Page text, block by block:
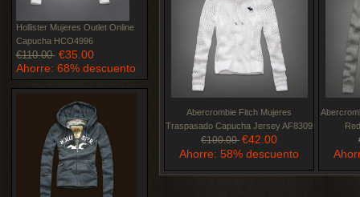
Hollister Mujeres Outlet Online
Capucha HCO4996
€110.00 €35.00
Ahorre: 68% descuento
Abercrombie Fitch Mujeres
Traspasado Capucha Jersey AF8309
€100.00 €42.00
Ahorre: 58% descuento